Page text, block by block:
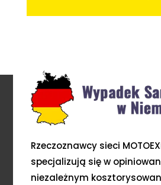
Rzeczoznawcy sieci
specjalizują się w
niezależnym